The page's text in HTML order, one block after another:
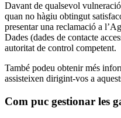
Davant de qualsevol
quan no hàgiu obtingut
presentar una reclamació a
Dades (dades de contacte
autoritat de control competent.
També podeu obtenir més
assisteixen dirigint-vos a
Com puc gestionar les